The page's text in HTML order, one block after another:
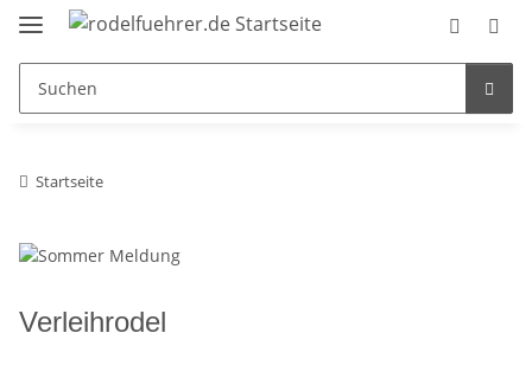
Startseite
Verleihrodel